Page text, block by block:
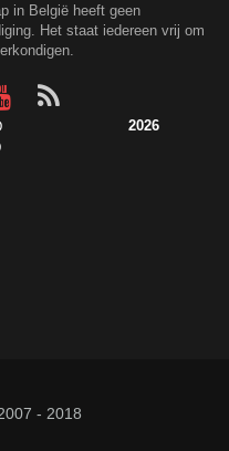
in België heeft geen
Het staat iedereen vrij om
2026
- 2018